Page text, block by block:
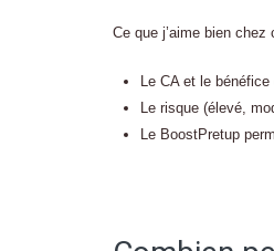
Ce que j’aime bien
Le CA et le
Le risque (élevé,
Le BoostPretup